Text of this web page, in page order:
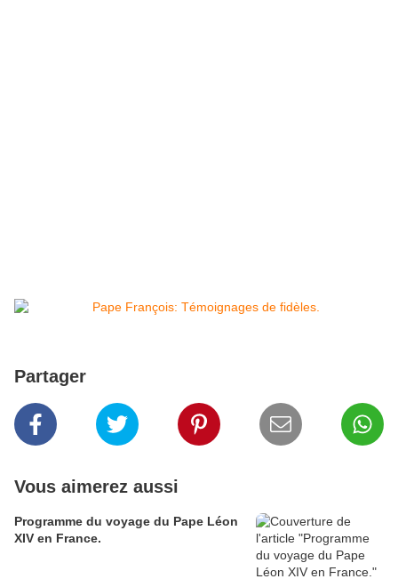
Partager
Vous aimerez aussi
Programme du voyage du Pape Léon
XIV en France.